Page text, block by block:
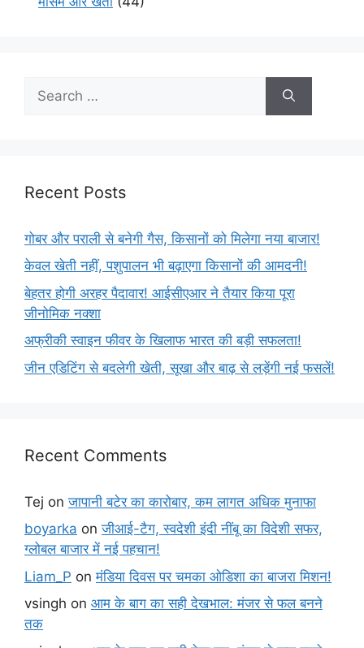
Recent Posts
गोबर और पराली से बनेगी गैस, किसानों को मिलेगा नया बाजार!
केवल खेती नहीं, पशुपालन भी बढ़ाएगा किसानों की आमदनी!
बेहतर होगी अरहर पैदावार! आईसीएआर ने तैयार किया पूरा
जीनोमिक नक्शा
अफ्रीकी स्वाइन फीवर के खिलाफ भारत की बड़ी सफलता!
जीन एडिटिंग से बदलेगी खेती, सूखा और बाढ़ से लड़ेंगी नई फसलें!
Recent Comments
Tej onजापानी बटेर का कारोबार, कम लागत अधिक मुनाफा
boyarka onजीआई-टैग, स्वदेशी इंदी नींबू का विदेशी सफर,
ग्लोबल बाजार में नई पहचान!
Liam_P onमंडिया दिवस पर चमका ओडिशा का बाजरा मिशन!
vsingh on आम के बाग का सही देखभाल: मंजर से फल बनने
तक